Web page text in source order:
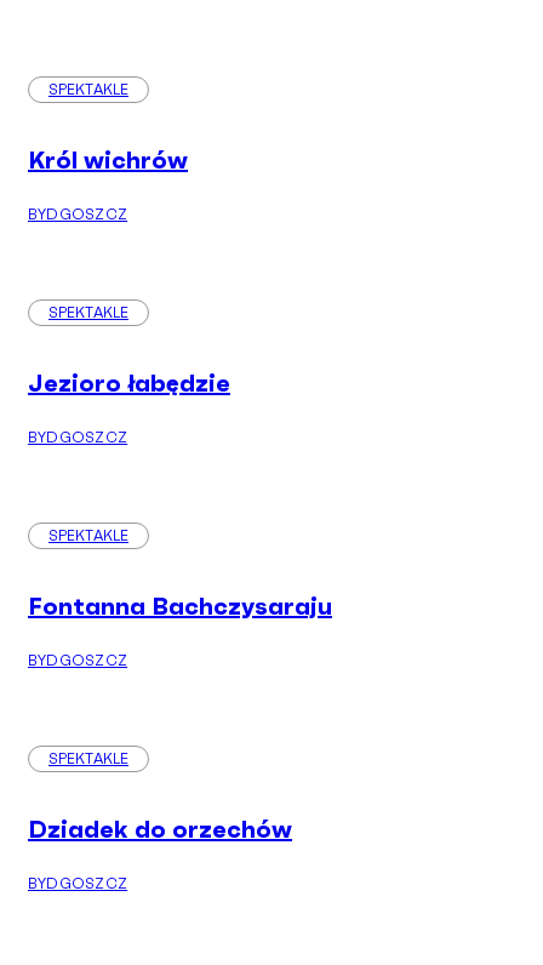
SPEKTAKLE
Król wichrów
BYDGOSZCZ
SPEKTAKLE
Jezioro łabędzie
BYDGOSZCZ
SPEKTAKLE
Fontanna Bachczysaraju
BYDGOSZCZ
SPEKTAKLE
Dziadek do orzechów
BYDGOSZCZ